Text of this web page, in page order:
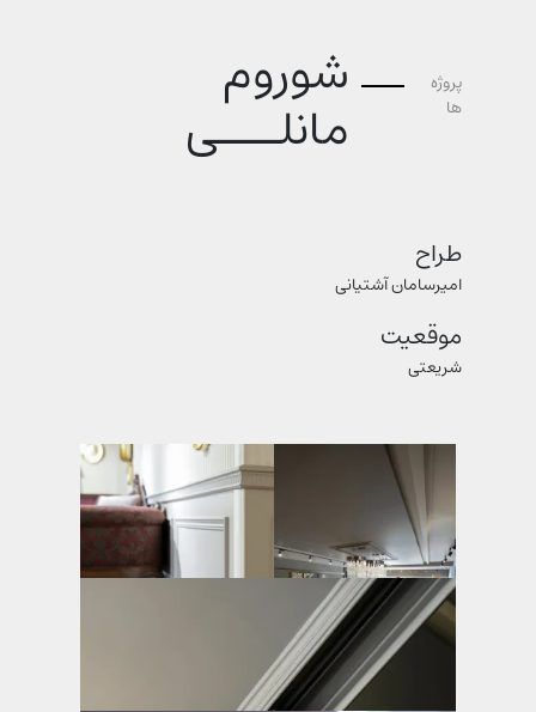
پروژه
ها
شوروم
مانلـــی
طراح
امیرسامان آشتیانی
موقعیت
شریعتی